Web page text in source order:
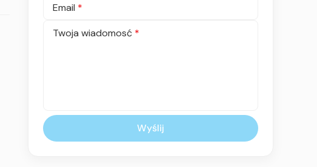
Email *
Twoja wiadomosć *
Wyślij